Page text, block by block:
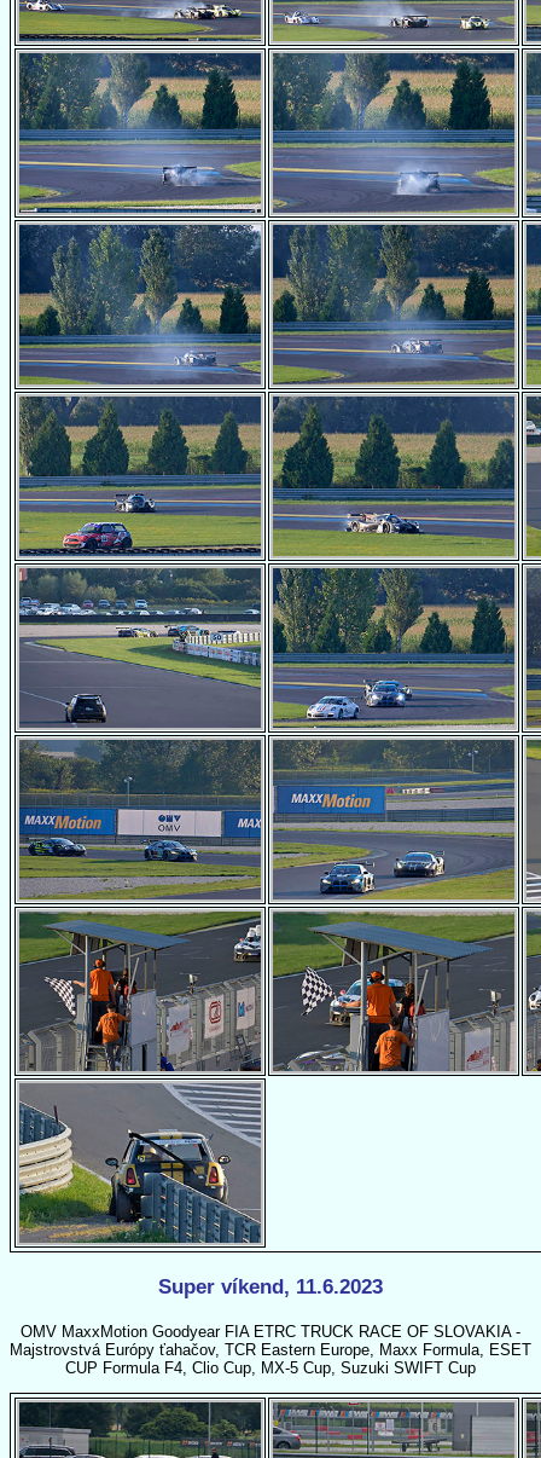
Super víkend, 11.6.2023
OMV MaxxMotion Goodyear FIA ETRC TRUCK RACE OF SLOVAKIA -
Majstrovstvá Európy ťahačov, TCR Eastern Europe, Maxx Formula, ESET
CUP Formula F4, Clio Cup, MX-5 Cup, Suzuki SWIFT Cup